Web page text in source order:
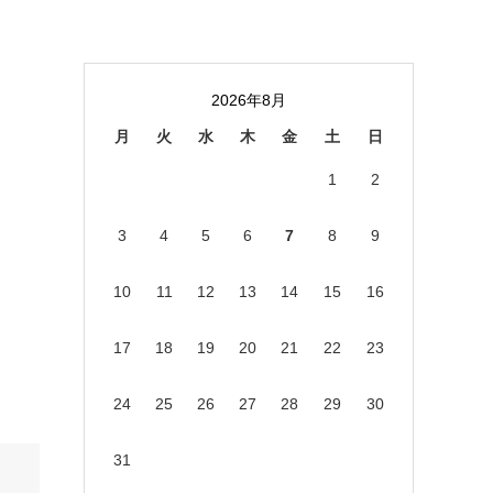
2026年8月
月 火 水 木 金 土 日
1 2
3 4 5 6 7 8 9
10 11 12 13 14 15 16
17 18 19 20 21 22 23
24 25 26 27 28 29 30
31